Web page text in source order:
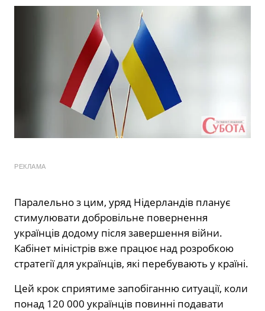
РЕКЛАМА
Паралельно з цим, уряд Нідерландів планує
стимулювати добровільне повернення
українців додому після завершення війни.
Кабінет міністрів вже працює над розробкою
стратегії для українців, які перебувають у країні.
Цей крок сприятиме запобіганню ситуації, коли
понад 120 000 українців повинні подавати